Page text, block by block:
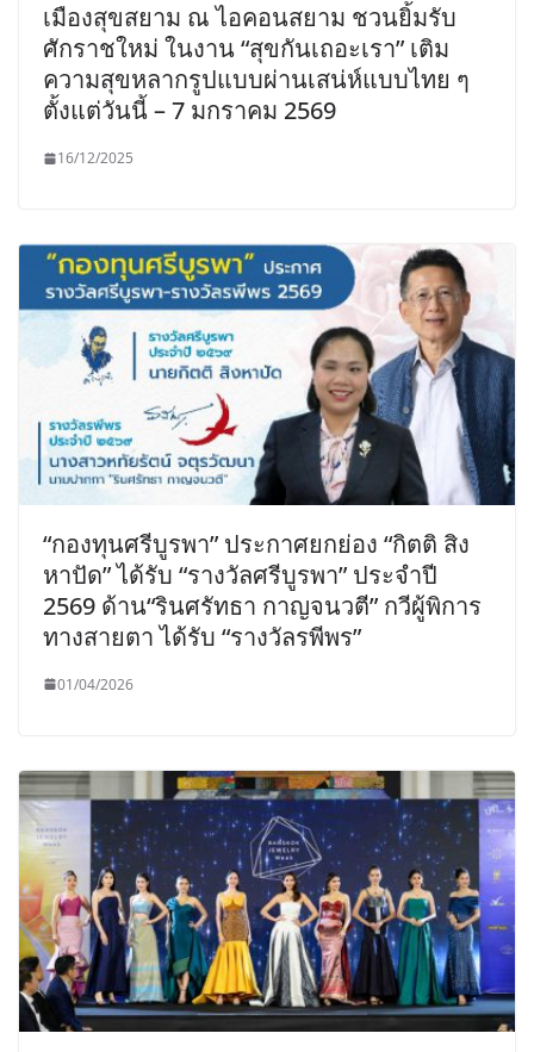
เมืองสุขสยาม ณ ไอคอนสยาม ชวนยิ้มรับ
ศักราชใหม่ ในงาน “สุขกันเถอะเรา” เติม
ความสุขหลากรูปแบบผ่านเสน่ห์แบบไทย ๆ
ตั้งแต่วันนี้ – 7 มกราคม 2569
16/12/2025
“กองทุนศรีบูรพา” ประกาศยกย่อง “กิตติ สิง
หาปัด” ได้รับ “รางวัลศรีบูรพา” ประจำปี
2569 ด้าน“รินศรัทธา กาญจนวตี” กวีผู้พิการ
ทางสายตา ได้รับ “รางวัลรพีพร”
01/04/2026